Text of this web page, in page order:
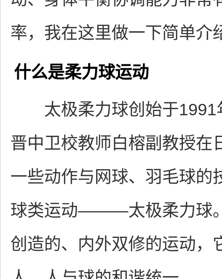
率，我在这里做一下简单介
什么是柔力球运动
太极柔力球创始于1991
晋中卫校教师白榕副教授在
一些动作与网球、羽毛球的
球类运动———太极柔力球
创造的、内外双修的运动，